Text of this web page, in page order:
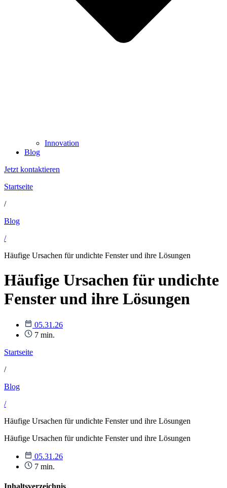
Innovation
Blog
Jetzt kontaktieren
Startseite
/
Blog
/
Häufige Ursachen für undichte Fenster und ihre Lösungen
Häufige Ursachen für undichte
Fenster und ihre Lösungen
05.31.26
7 min.
Startseite
/
Blog
/
Häufige Ursachen für undichte Fenster und ihre Lösungen
Häufige Ursachen für undichte Fenster und ihre Lösungen
05.31.26
7 min.
Inhaltsverzeichnis